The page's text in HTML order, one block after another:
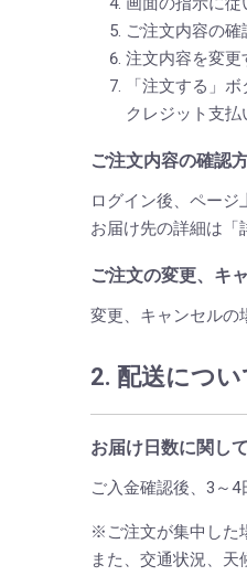
ご注文内容の
注文内容を変更
「注文する」
クレジット支
ご注文内容の確認
ログイン後、ペー
お届け先の詳細は「
ご注文の変更、キ
変更、キャンセルの
2. 配送につい
お届け日数に関して
ご入金確認後、3～4
※ご注文が集中した
また、交通状況、天